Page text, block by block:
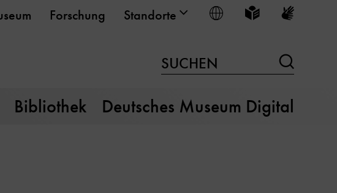
Forschung Standorte Sprache wählen
Leichte Sprache
SUCHEN
Bibliothek Deutsches Museum Digital